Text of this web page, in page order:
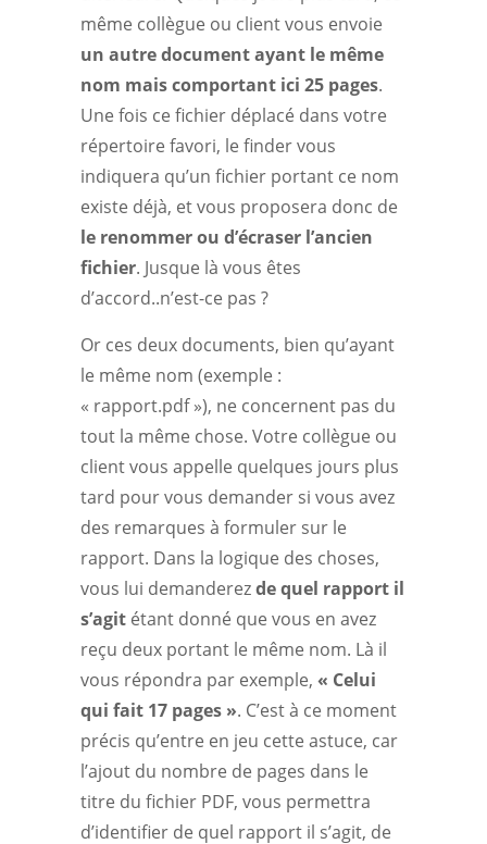
même collègue ou client vous envoie
un autre document ayant le même
nom mais comportant ici 25 pages.
Une fois ce fichier déplacé dans votre
répertoire favori, le finder vous
indiquera qu’un fichier portant ce nom
existe déjà, et vous proposera donc de
le renommer ou d’écraser l’ancien
fichier. Jusque là vous êtes
d’accord..n’est-ce pas ?
Or ces deux documents, bien qu’ayant
le même nom (exemple :
« rapport.pdf »), ne concernent pas du
tout la même chose. Votre collègue ou
client vous appelle quelques jours plus
tard pour vous demander si vous avez
des remarques à formuler sur le
rapport. Dans la logique des choses,
vous lui demanderezde quel rapport il
s’agit étant donné que vous en avez
reçu deux portant le même nom. Là il
vous répondra par exemple, « Celui
qui fait 17 pages ». C’est à ce moment
précis qu’entre en jeu cette astuce, car
l’ajout du nombre de pages dans le
titre du fichier PDF, vous permettra
d’identifier de quel rapport il s’agit, de